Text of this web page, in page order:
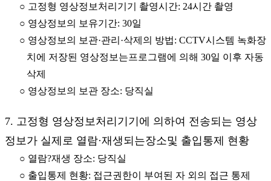
○ 고정형 영상정보처리기기 촬영시간: 24시간 촬영
○ 영상정보의 보유기간: 30일
○ 영상정보의 보관·관리·삭제의 방법: CCTV시스템 녹화장
치에 저장된 영상정보는프로그램에 의해 30일 이후 자동
삭제
○ 영상정보의 보관 장소: 당직실
7. 고정형 영상정보처리기기에 의하여 전송되는 영상
정보가 실제로 열람·재생되는장소및 출입통제 현황
○ 열람?재생 장소: 당직실
○ 출입통제 현황: 접근권한이 부여된 자 외의 접근 통제